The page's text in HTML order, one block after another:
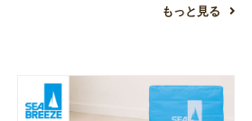
もっと見る